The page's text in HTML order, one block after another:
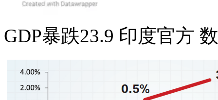
GDP暴跌23.9 印度官方